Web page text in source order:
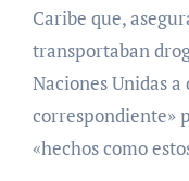
Caribe que,
transportaban
Naciones Unidas
correspondiente»
«hechos como